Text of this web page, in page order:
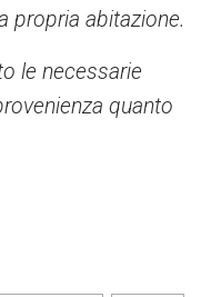
propria abitazione.
le necessarie
quanto